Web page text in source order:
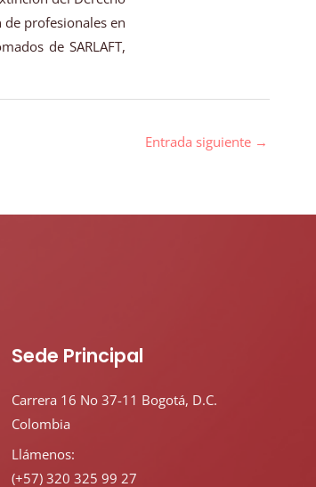
profesionales en
de SARLAFT,
Entrada siguiente →
Sede Principal
Carrera 16 No 37-11 Bogotá, D.C.
Colombia
Llámenos:
(+57) 320 325 99 27